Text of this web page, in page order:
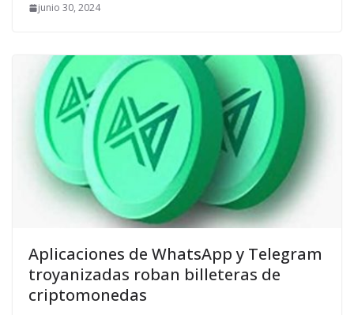
junio 30, 2024
Aplicaciones de WhatsApp y Telegram
troyanizadas roban billeteras de
criptomonedas